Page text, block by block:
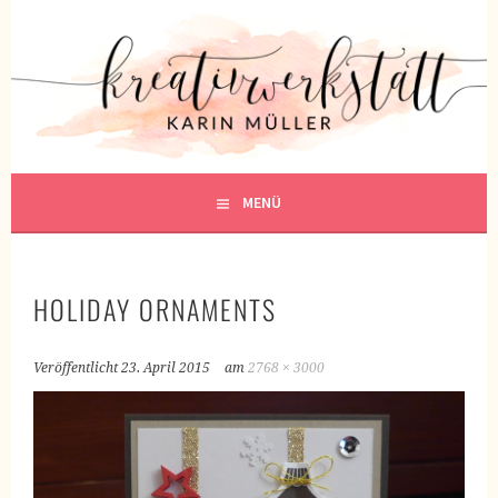
KREATIVWERKSTATT
KREATIV SEIN
MENÜ
HOLIDAY ORNAMENTS
Veröffentlicht23. April 2015 am2768 × 3000